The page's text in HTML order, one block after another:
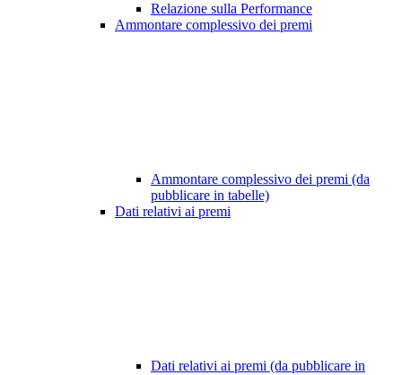
Relazione sulla Performance
Ammontare complessivo dei premi
Ammontare complessivo dei premi (da
pubblicare in tabelle)
Dati relativi ai premi
Dati relativi ai premi (da pubblicare in